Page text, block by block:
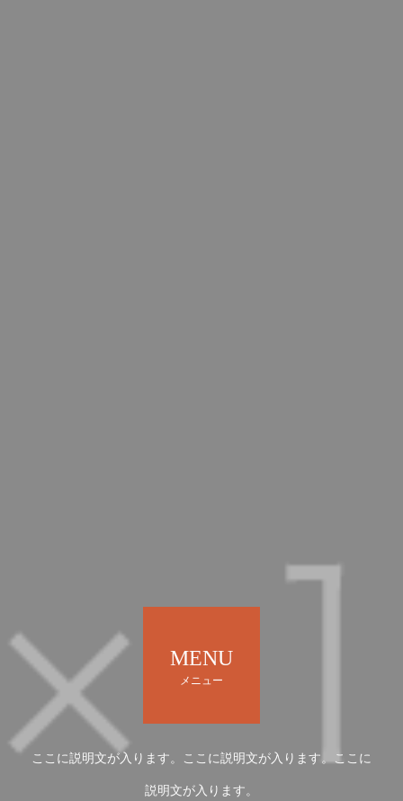
MENU
メニュー
ここに説明文が入ります。ここに説明文が入ります。ここに
説明文が入ります。